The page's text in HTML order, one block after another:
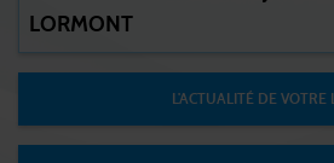
LORMONT
L'ACTUALITÉ DE VOTRE